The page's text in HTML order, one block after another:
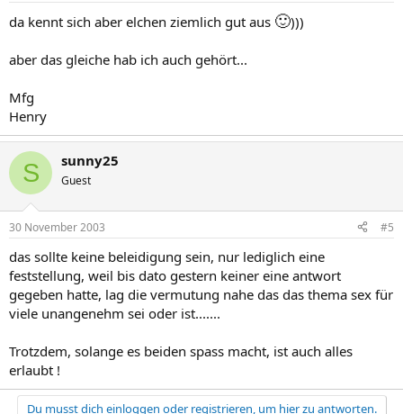
da kennt sich aber elchen ziemlich gut aus 🙂)))
aber das gleiche hab ich auch gehört...
Mfg
Henry
S sunny25
Guest
30 November 2003 #5
das sollte keine beleidigung sein, nur lediglich eine
feststellung, weil bis dato gestern keiner eine antwort
gegeben hatte, lag die vermutung nahe das das thema sex für
viele unangenehm sei oder ist.......
Trotzdem, solange es beiden spass macht, ist auch alles
erlaubt !
Du musst dich einloggen oder registrieren, um hier zu antworten.